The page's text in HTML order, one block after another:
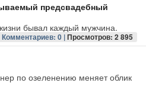
предсвадебный
бывал каждый мужчина.
Комментариев: 0 |Просмотров: 2 895
по озеленению меняет облик